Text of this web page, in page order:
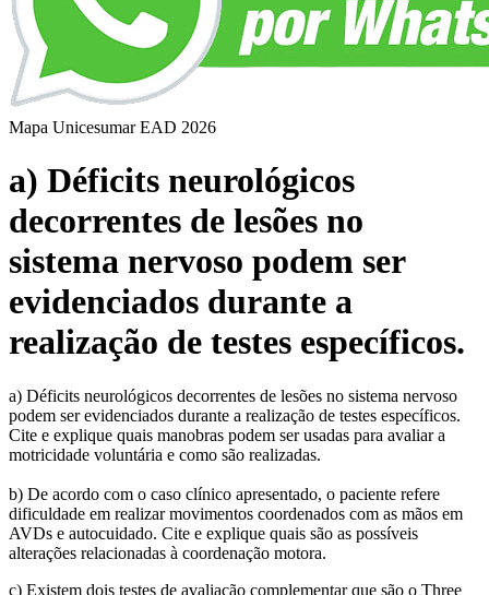
Mapa Unicesumar EAD 2026
a) Déficits neurológicos
decorrentes de lesões no
sistema nervoso podem ser
evidenciados durante a
realização de testes específicos.
a) Déficits neurológicos decorrentes de lesões no sistema nervoso
podem ser evidenciados durante a realização de testes específicos.
Cite e explique quais manobras podem ser usadas para avaliar a
motricidade voluntária e como são realizadas.
b) De acordo com o caso clínico apresentado, o paciente refere
dificuldade em realizar movimentos coordenados com as mãos em
AVDs e autocuidado. Cite e explique quais são as possíveis
alterações relacionadas à coordenação motora.
c) Existem dois testes de avaliação complementar que são o Three